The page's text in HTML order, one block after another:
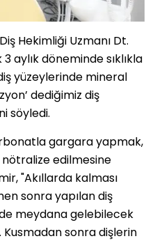
Hekimliği Uzmanı Dt.
aylık döneminde sıklıkla
yüzeylerinde mineral
dediğimiz diş
söyledi.
gargara yapmak,
nötralize edilmesine
"Akıllarda kalması
sonra yapılan diş
meydana gelebilecek
Kusmadan sonra dişlerin